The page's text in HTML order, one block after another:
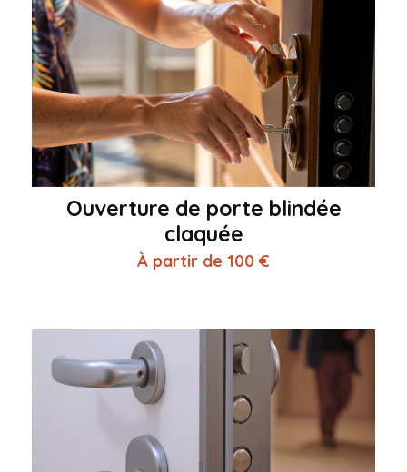
Ouverture de porte blindée
claquée
À partir de 100 €